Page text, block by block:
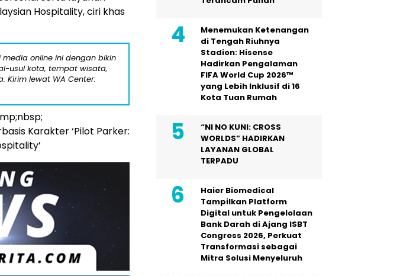
Hospitality, ciri khas
online ini dengan bikin
usul kota, tempat wisata,
Kirim lewat WA Center:
Karakter ‘Pilot Parker:
Menemukan Ketenangan
di Tengah Riuhnya
Stadion: Hisense
Hadirkan Pengalaman
FIFA World Cup 2026™
yang Lebih Inklusif di 16
Kota Tuan Rumah
“NI NO KUNI: CROSS
WORLDS” HADIRKAN
LAYANAN GLOBAL
TERPADU
Haier Biomedical
Tampilkan Platform
Digital untuk Pengelolaan
Bank Darah di Ajang ISBT
Congress 2026, Perkuat
Transformasi sebagai
Mitra Solusi Menyeluruh